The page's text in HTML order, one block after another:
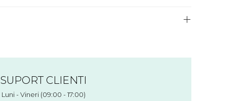
SUPORT CLIENTI
Luni - Vineri (09:00 - 17:00)